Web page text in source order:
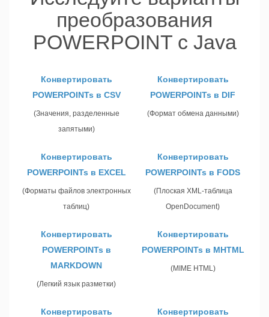
преобразования
POWERPOINT с Java
Конвертировать
POWERPOINTs в CSV
(Значения, разделенные
запятыми)
Конвертировать
POWERPOINTs в DIF
(Формат обмена данными)
Конвертировать
POWERPOINTs в EXCEL
(Форматы файлов электронных
таблиц)
Конвертировать
POWERPOINTs в FODS
(Плоская XML-таблица
OpenDocument)
Конвертировать
POWERPOINTs в
MARKDOWN
(Легкий язык разметки)
Конвертировать
POWERPOINTs в MHTML
(MIME HTML)
Конвертировать
Конвертировать